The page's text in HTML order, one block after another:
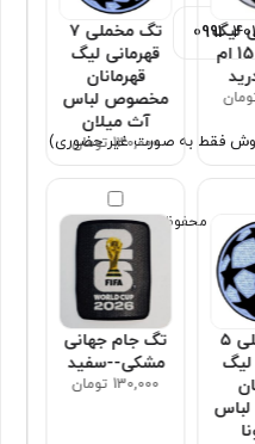
لیگ
قهرمانان 15 ام
تگ مخملی ۷
قهرمانی لیگ
قهرمانان
مخصوص لباس
آث میلان
130,000 تومان
تگ مخملی ۵
لیگ
تگ جام جهانی
مشکی--سفید
130,000 تومان
0991
فقط به صورت غیر حضوری)
محفوظ است